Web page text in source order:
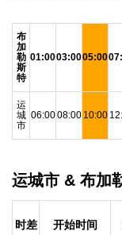
布
加
勒
斯
特
01:0003:0005:00
运
城
市
06:0008:00 10:00
运城市 & 布加
时差 开始时间